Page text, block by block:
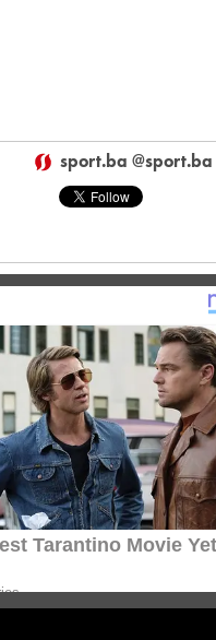
sport.ba @sport.ba